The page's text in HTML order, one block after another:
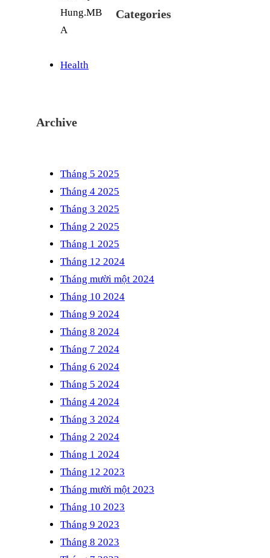
Categories
Health
Archive
Tháng 5 2025
Tháng 4 2025
Tháng 3 2025
Tháng 2 2025
Tháng 1 2025
Tháng 12 2024
Tháng mười một 2024
Tháng 10 2024
Tháng 9 2024
Tháng 8 2024
Tháng 7 2024
Tháng 6 2024
Tháng 5 2024
Tháng 4 2024
Tháng 3 2024
Tháng 2 2024
Tháng 1 2024
Tháng 12 2023
Tháng mười một 2023
Tháng 10 2023
Tháng 9 2023
Tháng 8 2023